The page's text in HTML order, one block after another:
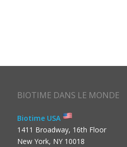
BIOTIME DANS LE MONDE
Biotime USA
1411 Broadway, 16th Floor
New York, NY 10018